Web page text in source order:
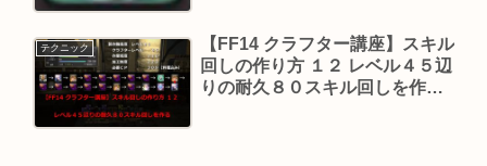
テクニック
【FF14 クラフター講座】スキル
回しの作り方 １２ レベル４５辺
りの耐久８０スキル回しを作る